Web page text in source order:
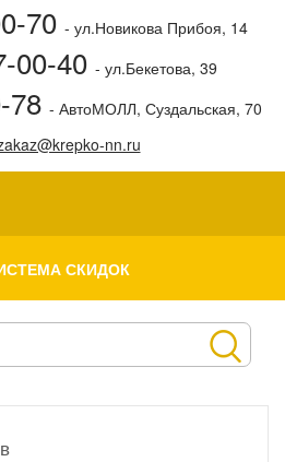
70 - ул.Новикова Прибоя, 14
00-40 - ул.Бекетова, 39
78 - АвтоМОЛЛ, Суздальская, 70
nn.ru
СКИДОК